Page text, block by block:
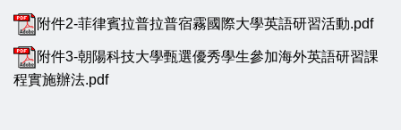
附件2-菲律賓拉普拉普宿霧國際大學英語研習活動.pdf
附件3-朝陽科技大學甄選優秀學生參加海外英語研習課
程實施辦法.pdf